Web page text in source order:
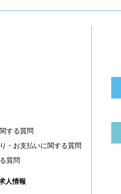
する質問
・お支払いに関する質問
質問
人情報